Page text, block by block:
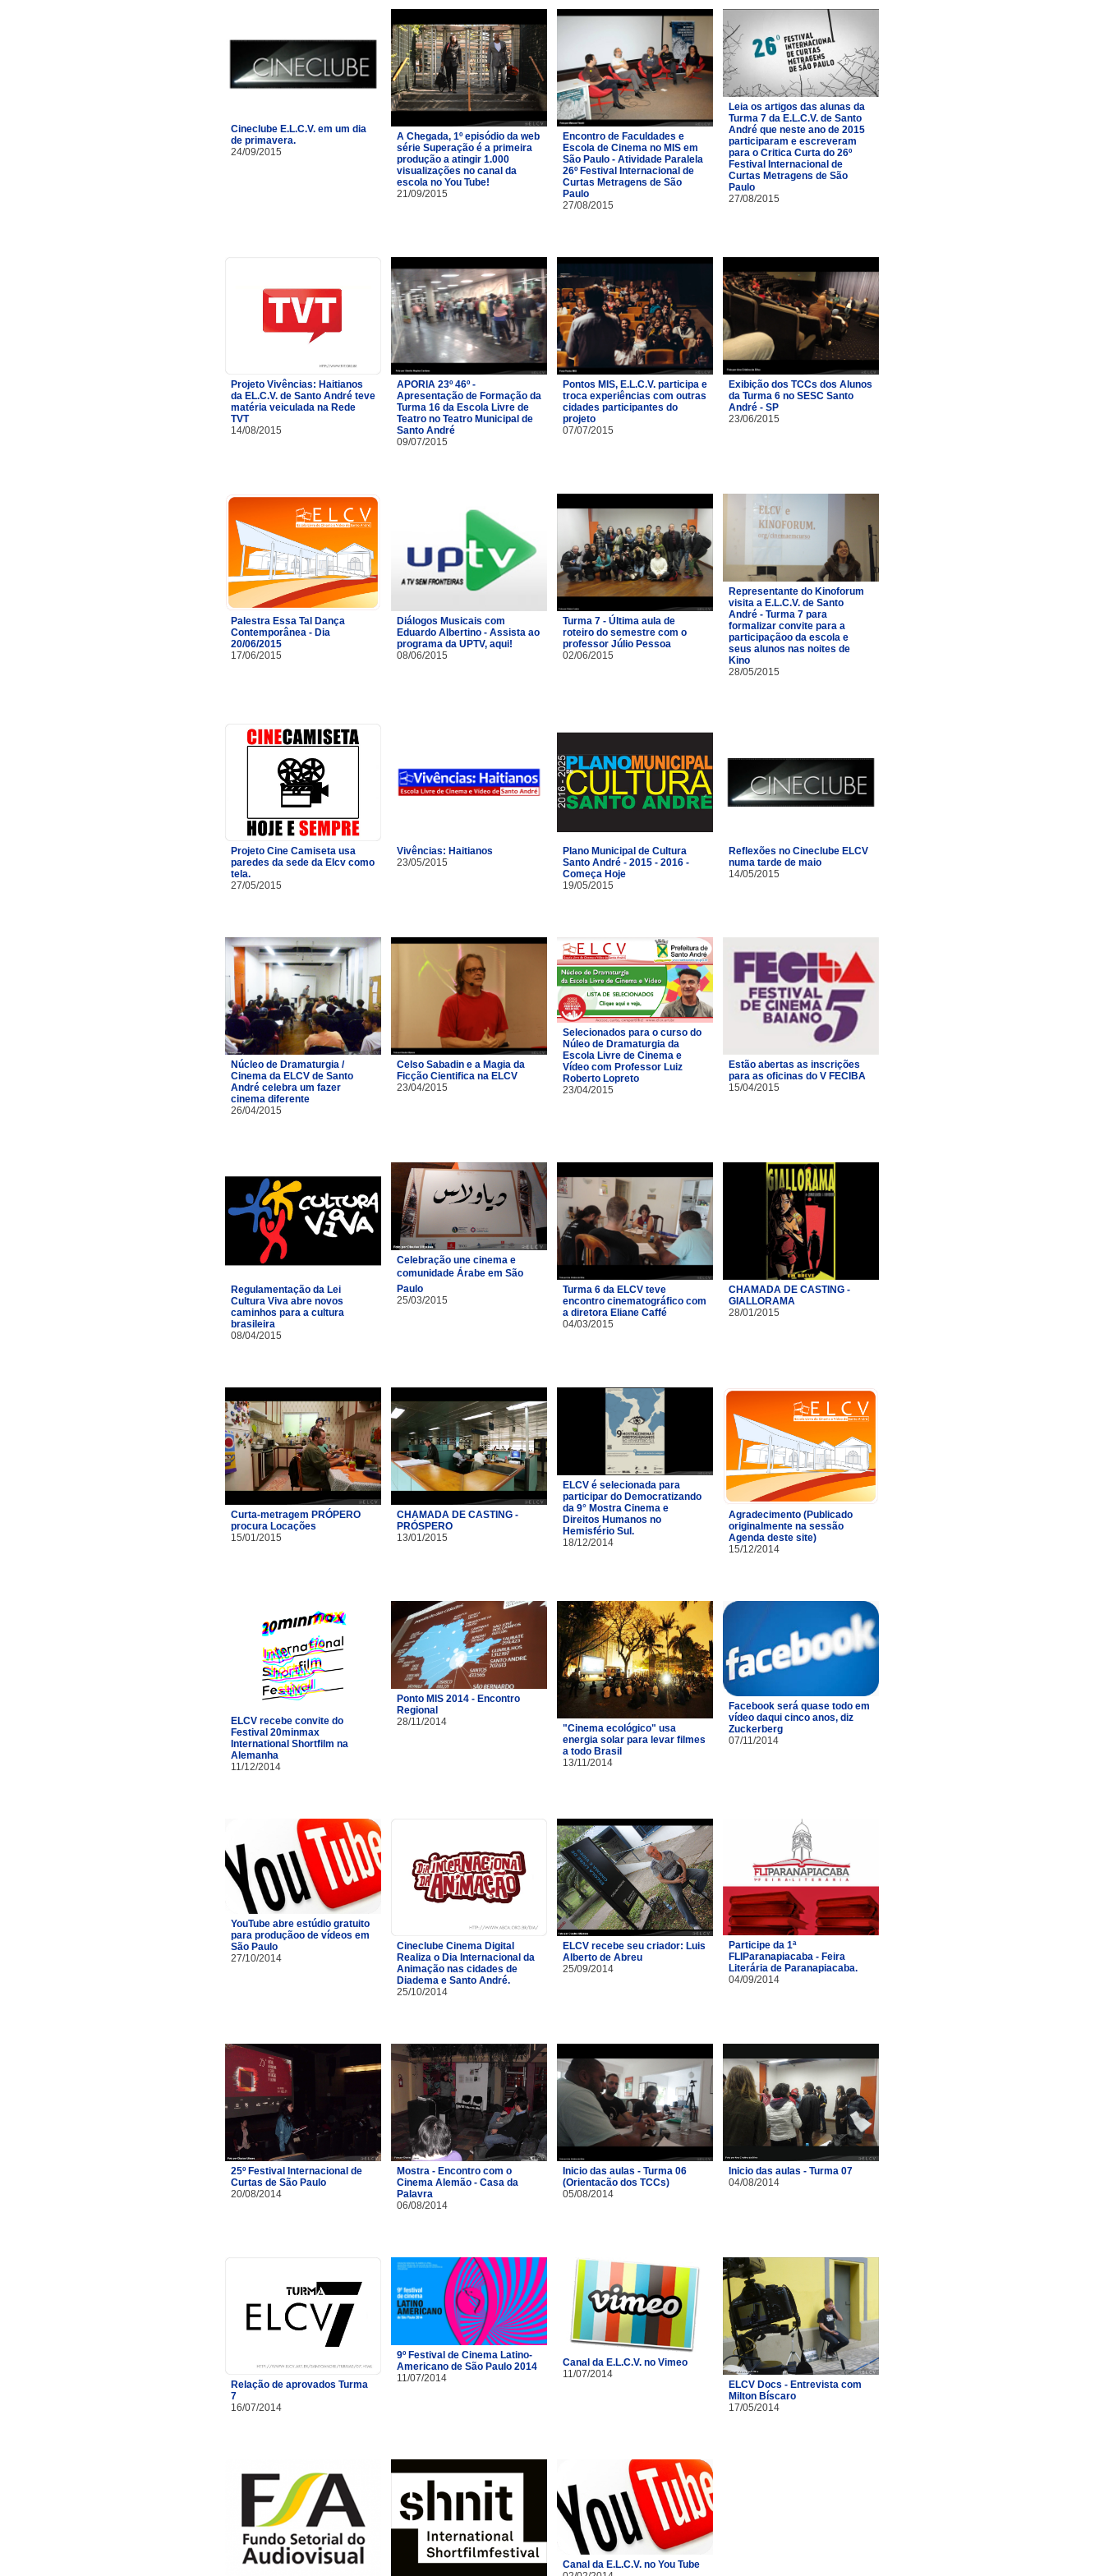
Cineclube E.L.C.V. em um dia
de primavera.
24/09/2015
A Chegada, 1º episódio da web
série Superação é a primeira
produção a atingir 1.000
visualizações no canal da
escola no You Tube!
21/09/2015
Encontro de Faculdades e
Escola de Cinema no MIS em
São Paulo - Atividade Paralela
26º Festival Internacional de
Curtas Metragens de São
Paulo
27/08/2015
Leia os artigos das alunas da
Turma 7 da E.L.C.V. de Santo
André que neste ano de 2015
participaram e escreveram
para o Critica Curta do 26º
Festival Internacional de
Curtas Metragens de São
Paulo
27/08/2015
Projeto Vivências: Haitianos
da EL.C.V. de Santo André teve
matéria veiculada na Rede
TVT
14/08/2015
APORIA 23º 46º -
Apresentação de Formação da
Turma 16 da Escola Livre de
Teatro no Teatro Municipal de
Santo André
09/07/2015
Pontos MIS, E.L.C.V. participa e
troca experiências com outras
cidades participantes do
projeto
07/07/2015
Exibição dos TCCs dos Alunos
da Turma 6 no SESC Santo
André - SP
23/06/2015
Palestra Essa Tal Dança
Contemporânea - Dia
20/06/2015
17/06/2015
Diálogos Musicais com
Eduardo Albertino - Assista ao
programa da UPTV, aqui!
08/06/2015
Turma 7 - Última aula de
roteiro do semestre com o
professor Júlio Pessoa
02/06/2015
Representante do Kinoforum
visita a E.L.C.V. de Santo
André - Turma 7 para
formalizar convite para a
participaçãoo da escola e
seus alunos nas noites de
Kino
28/05/2015
Projeto Cine Camiseta usa
paredes da sede da Elcv como
tela.
27/05/2015
Vivências: Haitianos
23/05/2015
Plano Municipal de Cultura
Santo André - 2015 - 2016 -
Começa Hoje
19/05/2015
Reflexões no Cineclube ELCV
numa tarde de maio
14/05/2015
Núcleo de Dramaturgia /
Cinema da ELCV de Santo
André celebra um fazer
cinema diferente
26/04/2015
Celso Sabadin e a Magia da
Ficção Cientifica na ELCV
23/04/2015
Selecionados para o curso do
Núleo de Dramaturgia da
Escola Livre de Cinema e
Vídeo com Professor Luiz
Roberto Lopreto
23/04/2015
Estão abertas as inscrições
para as oficinas do V FECIBA
15/04/2015
Regulamentação da Lei
Cultura Viva abre novos
caminhos para a cultura
brasileira
08/04/2015
Celebração une cinema e
comunidade Árabe em São
Paulo
25/03/2015
Turma 6 da ELCV teve
encontro cinematográfico com
a diretora Eliane Caffé
04/03/2015
CHAMADA DE CASTING -
GIALLORAMA
28/01/2015
Curta-metragem PRÓPERO
procura Locações
15/01/2015
CHAMADA DE CASTING -
PRÓSPERO
13/01/2015
ELCV é selecionada para
participar do Democratizando
da 9° Mostra Cinema e
Direitos Humanos no
Hemisfério Sul.
18/12/2014
Agradecimento (Publicado
originalmente na sessão
Agenda deste site)
15/12/2014
ELCV recebe convite do
Festival 20minmax
International Shortfilm na
Alemanha
11/12/2014
Ponto MIS 2014 - Encontro
Regional
28/11/2014
"Cinema ecológico" usa
energia solar para levar filmes
a todo Brasil
13/11/2014
Facebook será quase todo em
vídeo daqui cinco anos, diz
Zuckerberg
07/11/2014
YouTube abre estúdio gratuito
para produçãoo de vídeos em
São Paulo
27/10/2014
Cineclube Cinema Digital
Realiza o Dia Internacional da
Animação nas cidades de
Diadema e Santo André.
25/10/2014
ELCV recebe seu criador: Luis
Alberto de Abreu
25/09/2014
Participe da 1ª
FLIParanapiacaba - Feira
Literária de Paranapiacaba.
04/09/2014
25º Festival Internacional de
Curtas de São Paulo
20/08/2014
Mostra - Encontro com o
Cinema Alemão - Casa da
Palavra
06/08/2014
Inicio das aulas - Turma 06
(Orientacão dos TCCs)
05/08/2014
Inicio das aulas - Turma 07
04/08/2014
Relação de aprovados Turma
7
16/07/2014
9º Festival de Cinema Latino-
Americano de São Paulo 2014
11/07/2014
Canal da E.L.C.V. no Vimeo
11/07/2014
ELCV Docs - Entrevista com
Milton Bíscaro
17/05/2014
Canal da E.L.C.V. no You Tube